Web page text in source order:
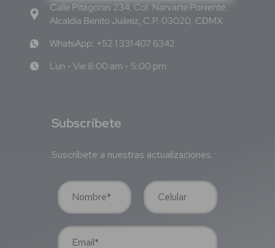
Calle Pitágoras 234, Col. Narvarte Poniente,
Alcaldía Benito Juárez, C.P. 03020, CDMX
WhatsApp: +52 1 331 407 6342
Lun - Vie 8:00 am - 5:00 pm
Subscríbete
Suscríbete a nuestras actualizaciones.